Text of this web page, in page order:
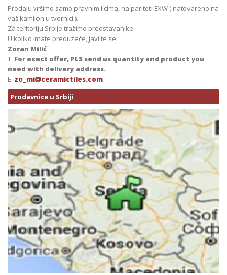
Prodaju vršimo samo pravnim licima, na pariteti EXW ( natovareno na
vaš kamijon u tvornici ).
Za teritoriju Srbije tražimo predstavanike.
U koliko imate preduzeće, javi te se.
Zoran Milić
T: For exact offer, PLS send us quantity and product you
need with delivery address.
E: zo_mi@ceramictiles.com
Prodavnice u Srbiji